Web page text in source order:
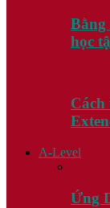
Bằng
học
A-Level
Ứng